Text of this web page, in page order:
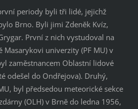
periody byli tři lidé, jejichž
Brno. Byli jimi Zdeněk Kvíz,
První z nich vystudoval na
univerzity (PF MU) v
zaměstnancem Oblastní lidové
odešel do Ondřejova). Druhý,
byl předsedou meteorické sekce
(OLH) v Brně do ledna 1956,